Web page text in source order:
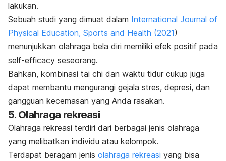
lakukan.
Sebuah studi yang dimuat dalam International Journal of
Physical Education, Sports and Health (2021)
menunjukkan olahraga bela diri memiliki efek positif pada
self-efficacy seseorang.
Bahkan, kombinasi tai chi dan waktu tidur cukup juga
dapat membantu mengurangi gejala stres, depresi, dan
gangguan kecemasan yang Anda rasakan.
5. Olahraga rekreasi
Olahraga rekreasi terdiri dari berbagai jenis olahraga
yang melibatkan individu atau kelompok.
Terdapat beragam jenis olahraga rekreasi yang bisa